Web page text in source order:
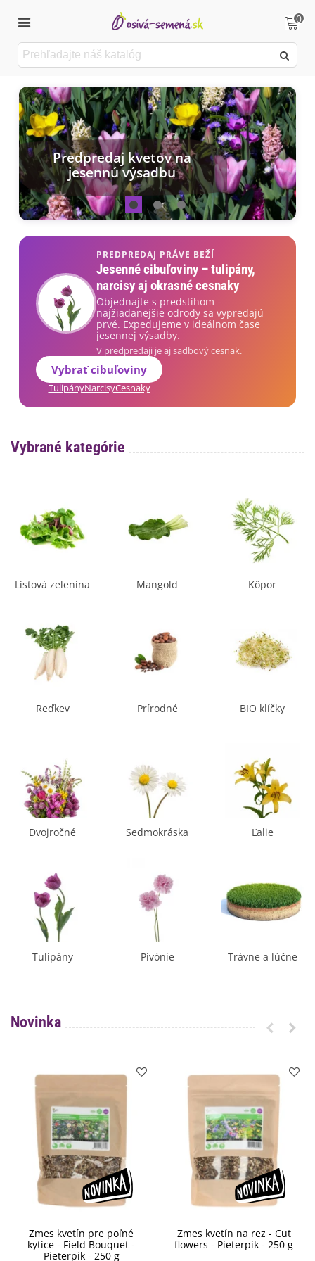
0
Predpredaj kvetov na
jesennú výsadbu
PREDPREDAJ PRÁVE BEŽÍ
Jesenné cibuľoviny – tulipány,
narcisy aj okrasné cesnaky
Objednajte s predstihom –
najžiadanejšie odrody sa vypredajú
prvé. Expedujeme v ideálnom čase
jesennej výsadby.
V predpredaji je aj sadbový cesnak.
Vybrať cibuľoviny
TulipányNarcisyCesnaky
Vybrané kategórie
Listová zelenina Mangold Kôpor
Reďkev
Prírodné
BIO klíčky
Dvojročné Sedmokráska Ľalie
Tulipány Pivónie
Trávne a lúčne
Novinka
Zmes kvetín pre poľné
kytice - Field Bouquet -
Pieterpik - 250 g
Zmes kvetín na rez - Cut
flowers - Pieterpik - 250 g